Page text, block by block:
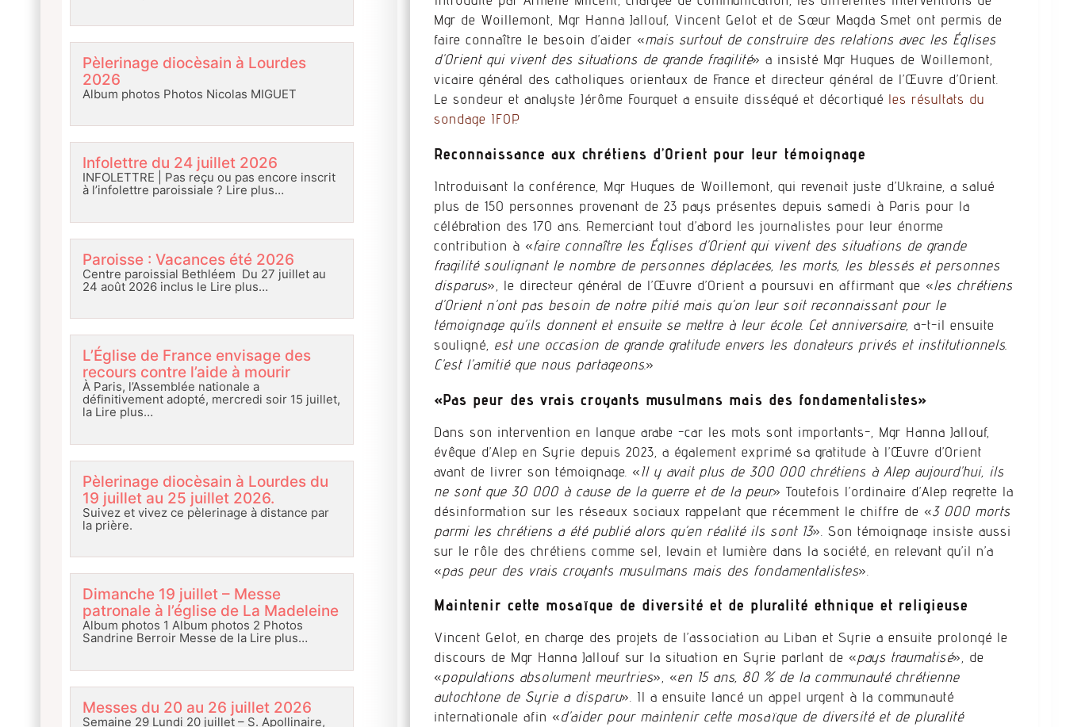
Pèlerinage diocèsain à Lourdes
2026
Album photos Photos Nicolas MIGUET
Infolettre du 24 juillet 2026
INFOLETTRE | Pas reçu ou pas encore inscrit
à l’infolettre paroissiale ? Lire plus…
Paroisse : Vacances été 2026
Centre paroissial Bethléem Du 27 juillet au
24 août 2026 inclus le Lire plus…
L’Église de France envisage des
recours contre l’aide à mourir
À Paris, l’Assemblée nationale a
définitivement adopté, mercredi soir 15 juillet,
la Lire plus…
Pèlerinage diocèsain à Lourdes du
19 juillet au 25 juillet 2026.
Suivez et vivez ce pèlerinage à distance par
la prière.
Dimanche 19 juillet – Messe
patronale à l’église de La Madeleine
Album photos 1 Album photos 2 Photos
Sandrine Berroir Messe de la Lire plus…
Messes du 20 au 26 juillet 2026
Semaine 29 Lundi 20 juillet – S. Apollinaire,
Mgr de Woillemont, Mgr Hanna Jallouf, Vincent Gelot et de Sœur Magda Smet ont permis de
faire connaître le besoin d’aider «mais surtout de construire des relations avec les Églises
d’Orient qui vivent des situations de grande fragilité» a insisté Mgr Hugues de Woillemont,
vicaire général des catholiques orientaux de France et directeur général de l’Œuvre d’Orient.
Le sondeur et analyste Jérôme Fourquet a ensuite disséqué et décortiqué les résultats du
sondage IFOP.
Reconnaissance aux chrétiens d’Orient pour leur témoignage
Introduisant la conférence, Mgr Hugues de Woillemont, qui revenait juste d’Ukraine, a salué
plus de 150 personnes provenant de 23 pays présentes depuis samedi à Paris pour la
célébration des 170 ans. Remerciant tout d’abord les journalistes pour leur énorme
contribution à «faire connaître les Églises d’Orient qui vivent des situations de grande
fragilité soulignant le nombre de personnes déplacées, les morts, les blessés et personnes
disparus», le directeur général de l’Œuvre d’Orient a poursuvi en affirmant que «les chrétiens
d’Orient n’ont pas besoin de notre pitié mais qu’on leur soit reconnaissant pour le
témoignage qu’ils donnent et ensuite se mettre à leur école. Cet anniversaire,a-t-il ensuite
souligné, est une occasion de grande gratitude envers les donateurs privés et institutionnels.
C’est l’amitié que nous partageons.»
«Pas peur des vrais croyants musulmans mais des fondamentalistes»
Dans son intervention en langue arabe -car les mots sont importants-, Mgr Hanna Jallouf,
évêque d’Alep en Syrie depuis 2023, a également exprimé sa gratitude à l’Œuvre d’Orient
avant de livrer son témoignage. «Il y avait plus de 300 000 chrétiens à Alep aujourd’hui, ils
ne sont que 30 000 à cause de la guerre et de la peur.» Toutefois l’ordinaire d’Alep regrette la
désinformation sur les réseaux sociaux rappelant que récemment le chiffre de «3 000 morts
parmi les chrétiens a été publié alors qu’en réalité ils sont 13». Son témoignage insiste aussi
sur le rôle des chrétiens comme sel, levain et lumière dans la société, en relevant qu’il n’a
«pas peur des vrais croyants musulmans mais des fondamentalistes».
Maintenir cette mosaïque de diversité et de pluralité ethnique et religieuse
Vincent Gelot, en charge des projets de l’association au Liban et Syrie a ensuite prolongé le
discours de Mgr Hanna Jallouf sur la situation en Syrie parlant de «pays traumatisé», de
«populations absolument meurtries», «en 15 ans, 80 % de la communauté chrétienne
autochtone de Syrie a disparu». Il a ensuite lancé un appel urgent à la communauté
internationale afin «d’aider pour maintenir cette mosaïque de diversité et de pluralité